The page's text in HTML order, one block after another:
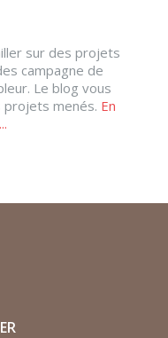
sur des projets
campagne de
Le blog vous
menés. En